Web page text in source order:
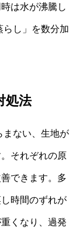
は水が沸騰し
し」を数分加
処法
まない、生地が
それぞれの原
できます。多
時間のずれが
くなり、過発